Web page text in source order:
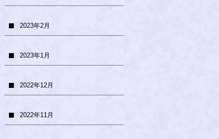
2023年2月
2023年1月
2022年12月
2022年11月